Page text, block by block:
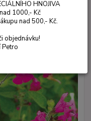
HNOJIVA
1000,- Kč
nad 500,- Kč.
objednávku!
Petro